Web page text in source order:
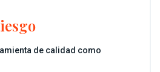
de calidad como